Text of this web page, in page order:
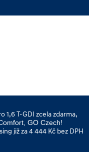
1,6 T-GDI zcela zdarma,
GO Czech!
již za 4 444 Kč bez DPH